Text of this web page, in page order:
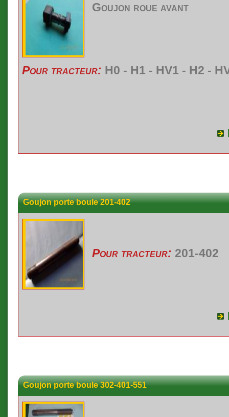
Goujon roue avant
Pour tracteur: H0 - H1 - HV1 - H2 -
Goujon porte boule 201-402
Pour tracteur: 201-402
Goujon porte boule 302-401-551